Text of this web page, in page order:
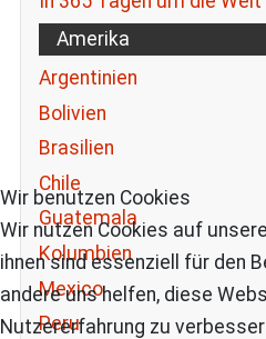
Amerika
Argentinien
Bolivien
Brasilien
Chile
Guatemala
Kolumbien
Mexico
Peru
Wir benutzen Cookies
Wir nutzen Cookies auf
ihnen sind essenziell für den
andere uns helfen, diese
Nutzererfahrung zu